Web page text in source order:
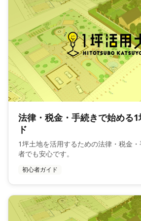
法律・税金・手続きで始める
ド
1坪土地を活用するための法律・税金
者でも安心です。
初心者ガイド